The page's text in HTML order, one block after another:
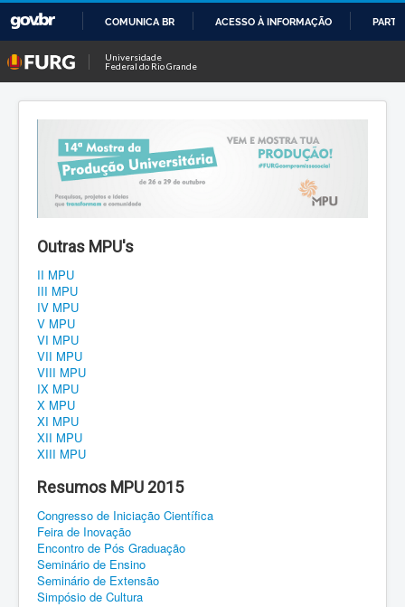
O
CONTEÚDO
COMUNICA BR ACESSO À INFORMAÇÃO
Universidade
Federal do Rio Grande
Outras MPU's
II MPU
III MPU
IV MPU
V MPU
VI MPU
VII MPU
VIII MPU
IX MPU
X MPU
XI MPU
XII MPU
XIII MPU
Resumos MPU 2015
Congresso de Iniciação Científica
Feira de Inovação
Encontro de Pós Graduação
Seminário de Ensino
Seminário de Extensão
Simpósio de Cultura